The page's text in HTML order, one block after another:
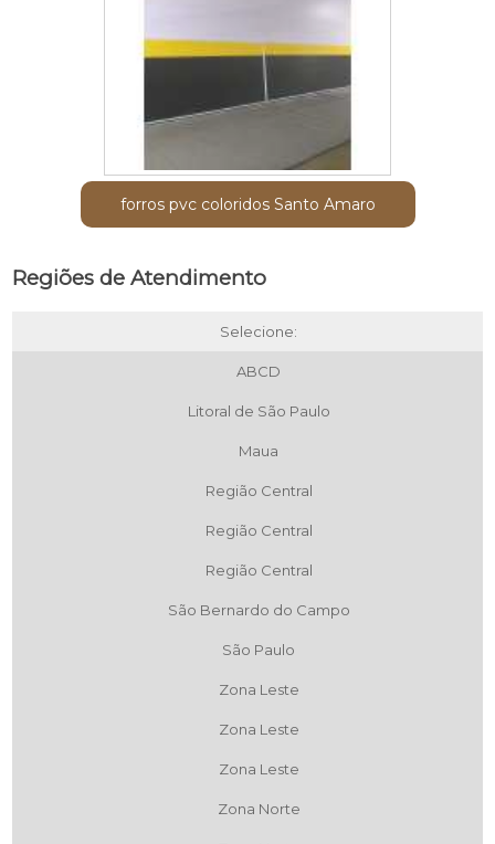
forros pvc coloridos Santo Amaro
Regiões de Atendimento
Selecione:
ABCD
Litoral de São Paulo
Maua
Região Central
Região Central
Região Central
São Bernardo do Campo
São Paulo
Zona Leste
Zona Leste
Zona Leste
Zona Norte